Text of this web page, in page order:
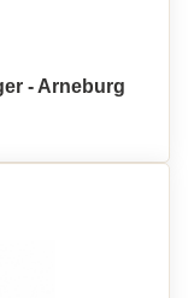
- Arneburg